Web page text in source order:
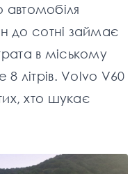
до сотні займає
в міському
8 літрів. Volvo V60
хто шукає